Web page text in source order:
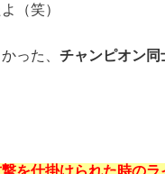
（笑）
った、 チャンピオン同